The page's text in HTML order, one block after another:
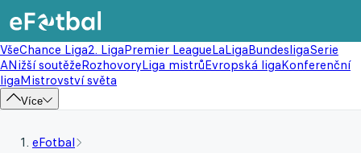
VšeChance Liga2. LigaPremier LeagueLaLigaBundesligaSerie
ANižší soutěžeRozhovoryLiga mistrůEvropská ligaKonferenční
ligaMistrovství světa
Více
eFotbal